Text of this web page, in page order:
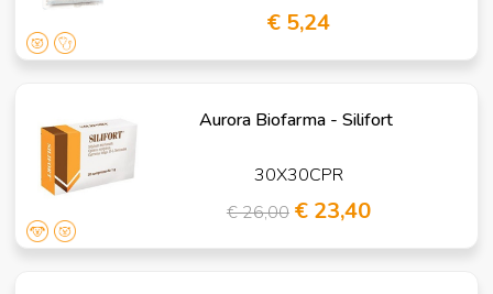
€ 5,24
Aurora Biofarma - Silifort
30X30CPR
€ 26,00 € 23,40